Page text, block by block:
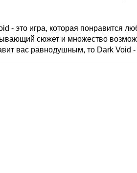
- это игра, которая понравится
сюжет и множество
вас равнодушным, то Dark Void